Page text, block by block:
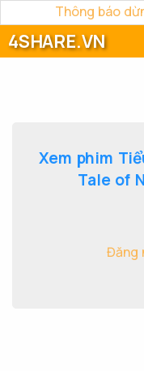
Thông báo
4SHARE.VN
Xem phim
Tale of
Đăng